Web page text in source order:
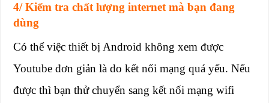
4/ Kiểm tra chất lượng internet mà bạn đang
dùng
Có thể việc thiết bị Android không xem được
Youtube đơn giản là do kết nối mạng quá yếu. Nếu
được thì bạn thử chuyển sang kết nối mạng wifi